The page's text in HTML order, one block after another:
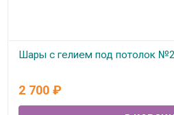
Шары с гелием под потолок
2 700 ₽